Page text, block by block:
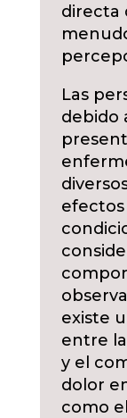
directa
Las
debido
existe
entre
y el
dolor
como